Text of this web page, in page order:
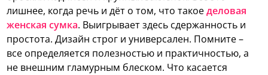
лишнее, когда речь и дёт о том, что такоеделовая
женская сумка. Выигрывает здесь сдержанность и
простота. Дизайн строг и универсален. Помните –
все определяется полезностью и практичностью, а
не внешним гламурным блеском. Что касается